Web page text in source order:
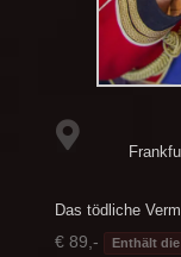
Das tödliche
€ 89,- Enthält